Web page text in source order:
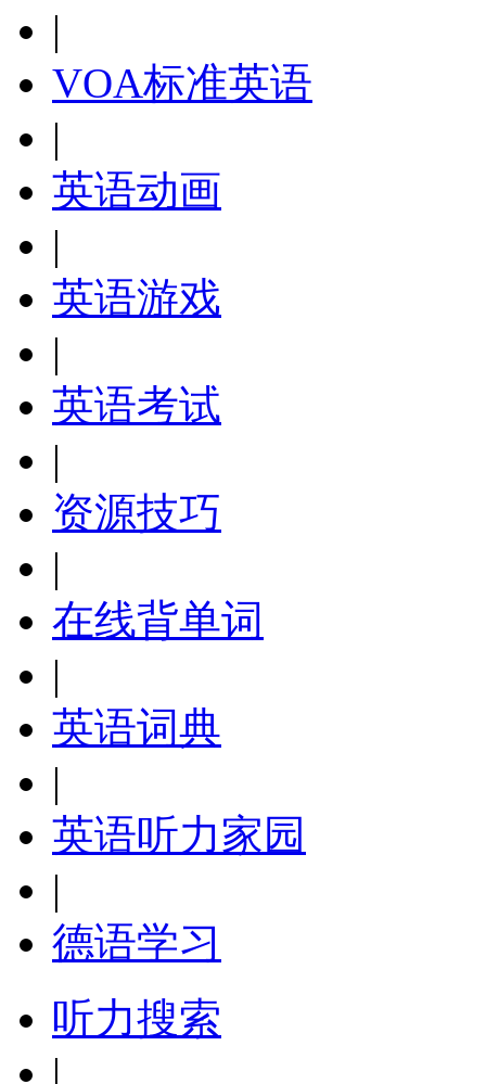
|
VOA标准英语
|
英语动画
|
英语游戏
|
英语考试
|
资源技巧
|
在线背单词
|
英语词典
|
英语听力家园
|
德语学习
听力搜索
|